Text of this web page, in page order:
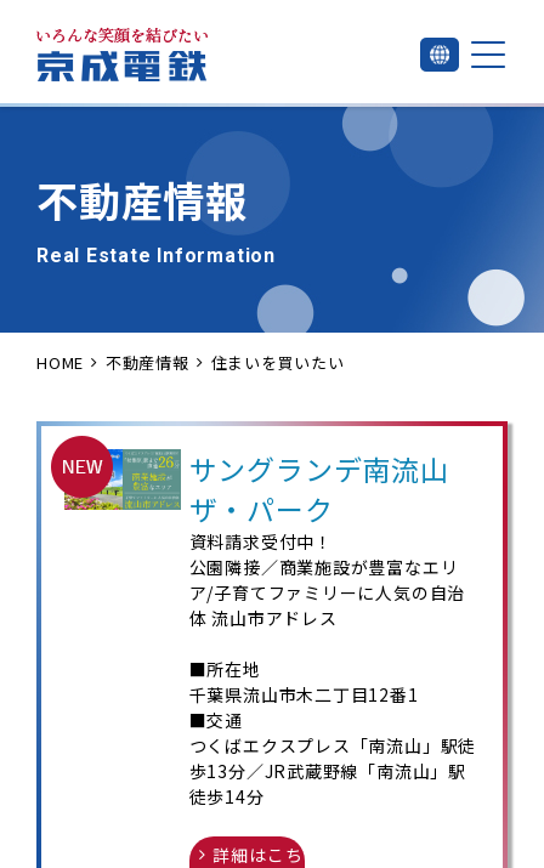
不動産情報
Real Estate Information
HOME 不動産情報 住まいを買いたい
サングランデ南流山
ザ・パーク
資料請求受付中！
公園隣接／商業施設が豊富なエリ
ア/子育てファミリーに人気の自治
体 流山市アドレス
■所在地
千葉県流山市木二丁目12番1
■交通
つくばエクスプレス「南流山」駅徒
歩13分／JR武蔵野線「南流山」駅
徒歩14分
詳細はこち